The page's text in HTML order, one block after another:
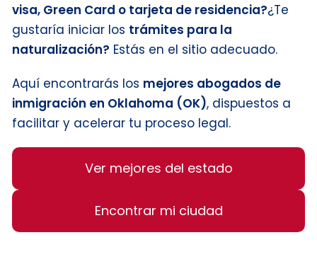
visa, Green Card o tarjeta de residencia?¿Te
gustaría iniciar los trámites para la
naturalización? Estás en el sitio adecuado.
Aquí encontrarás los mejores abogados de
inmigración en Oklahoma (OK), dispuestos a
facilitar y acelerar tu proceso legal.
Ver mejores del estado
Encontrar mi ciudad